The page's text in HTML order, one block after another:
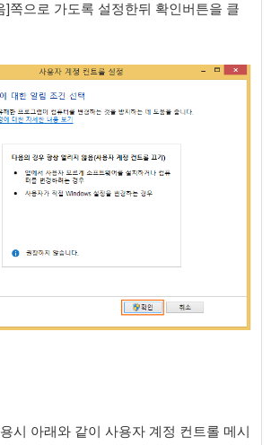
]쪽으로 가도록 설정한뒤 확인버튼을 클
시 아래와 같이 사용자 계정 컨트롤 메시